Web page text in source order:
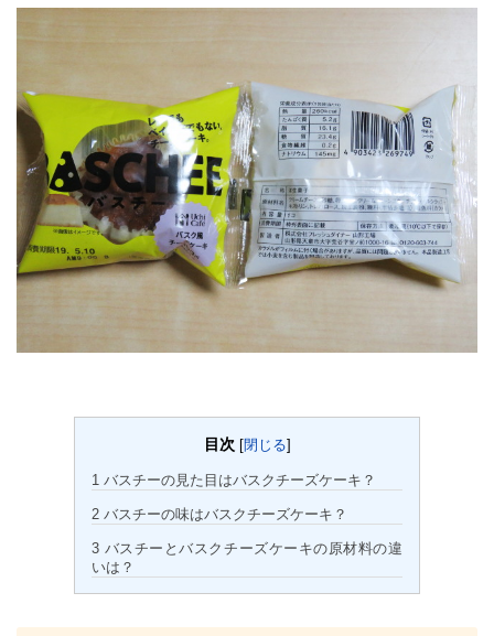
目次 [閉じる]
1 バスチーの見た目はバスクチーズケーキ？
2 バスチーの味はバスクチーズケーキ？
3 バスチーとバスクチーズケーキの原材料の違
いは？